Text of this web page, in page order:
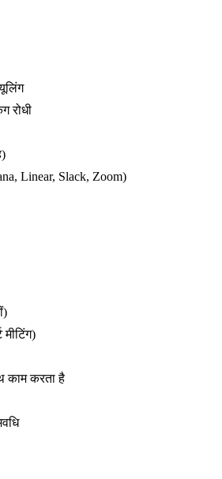
रोधी
Linear, Slack, Zoom)
काम करता है